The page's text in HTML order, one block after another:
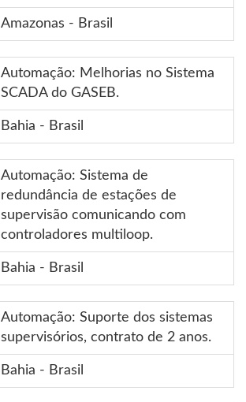
Amazonas - Brasil
Automação: Melhorias no Sistema
SCADA do GASEB.
Bahia - Brasil
Automação: Sistema de
redundância de estações de
supervisão comunicando com
controladores multiloop.
Bahia - Brasil
Automação: Suporte dos sistemas
supervisórios, contrato de 2 anos.
Bahia - Brasil